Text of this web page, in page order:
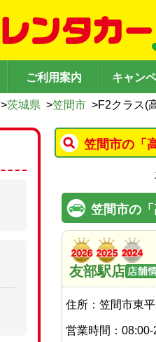
ご利用案内 キャン
>茨城県 >笠間市 >F2クラス(
笠間市の「
笠間市の
友部駅店
住所： 笠間市東
営業時間： 08:00-